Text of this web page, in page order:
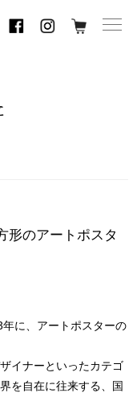
形のアートポスタ
年に、アートポスターの
イナーといったカテゴ
を自在に往来する、国